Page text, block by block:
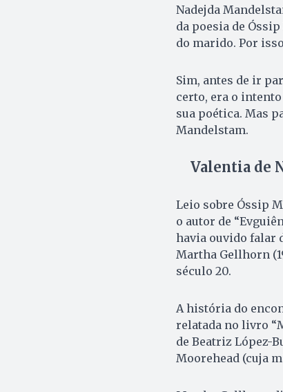
Nadejda
da poesia de
do marido. Por
Sim, antes de ir
certo, era o
sua poética. Mas
Mandelstam.
Valentia de
Leio sobre Óssip
o autor de
havia ouvido falar
Martha Gellhorn
século 20.
A história do
relatada no livro
de Beatriz López-
Moorehead (cuja